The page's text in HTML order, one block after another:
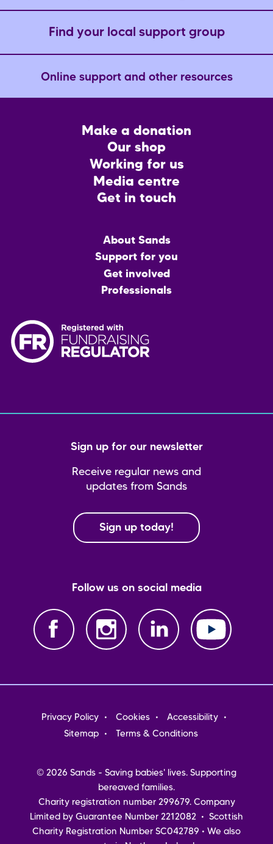
Find your local support group
Online support and other resources
Make a donation
Our shop
Working for us
Media centre
Get in touch
About Sands
Support for you
Get involved
Professionals
Sign up for our newsletter
Receive regular news and
updates from Sands
Sign up today!
Follow us on social media
Footer
menu
Privacy Policy Cookies
Accessibility
Sitemap
Terms & Conditions
© 2026 Sands - Saving babies' lives. Supporting
bereaved families.
Charity registration number 299679. Company
Limited by Guarantee Number 2212082 • Scottish
Charity Registration Number SC042789 • We also